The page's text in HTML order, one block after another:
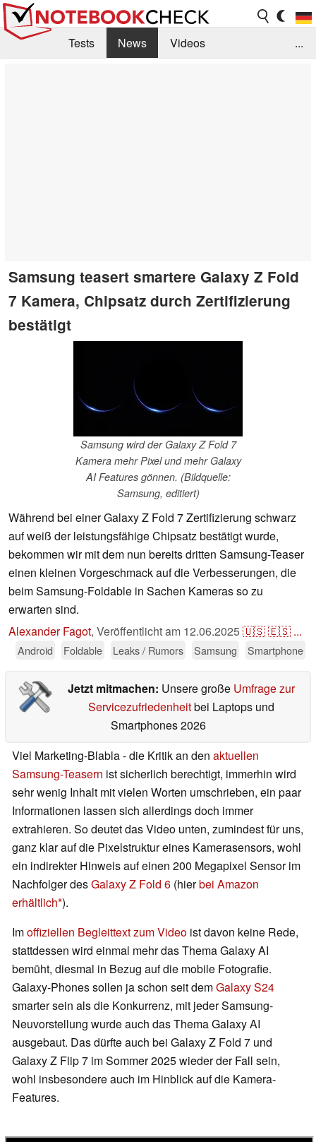
Tests News
Videos
...
Samsung teasert smartere Galaxy Z Fold
7 Kamera, Chipsatz durch Zertifizierung
bestätigt
Samsung wird der Galaxy Z Fold 7
Kamera mehr Pixel und mehr Galaxy
AI Features gönnen. (Bildquelle:
Samsung, editiert)
Während bei einer Galaxy Z Fold 7 Zertifizierung schwarz
auf weiß der leistungsfähige Chipsatz bestätigt wurde,
bekommen wir mit dem nun bereits dritten Samsung-Teaser
einen kleinen Vorgeschmack auf die Verbesserungen, die
beim Samsung-Foldable in Sachen Kameras so zu
erwarten sind.
Alexander Fagot, Veröffentlicht am 12.06.2025🇺🇸🇪🇸 ...
Android Foldable Leaks / Rumors Samsung Smartphone
Jetzt mitmachen: Unsere große Umfrage zur
Servicezufriedenheitbei Laptops und
Smartphones 2026
Viel Marketing-Blabla - die Kritik an den aktuellen
Samsung-Teasern ist sicherlich berechtigt, immerhin wird
sehr wenig Inhalt mit vielen Worten umschrieben, ein paar
Informationen lassen sich allerdings doch immer
extrahieren. So deutet das Video unten, zumindest für uns,
ganz klar auf die Pixelstruktur eines Kamerasensors, wohl
ein indirekter Hinweis auf einen 200 Megapixel Sensor im
Nachfolger desGalaxy Z Fold 6 (hierbei Amazon
erhältlich ).
Imoffiziellen Begleittext zum Video ist davon keine Rede,
stattdessen wird einmal mehr das Thema Galaxy AI
bemüht, diesmal in Bezug auf die mobile Fotografie.
Galaxy-Phones sollen ja schon seit demGalaxy S24
smarter sein als die Konkurrenz, mit jeder Samsung-
Neuvorstellung wurde auch das Thema Galaxy AI
ausgebaut. Das dürfte auch bei Galaxy Z Fold 7 und
Galaxy Z Flip 7 im Sommer 2025 wieder der Fall sein,
wohl insbesondere auch im Hinblick auf die Kamera-
Features.